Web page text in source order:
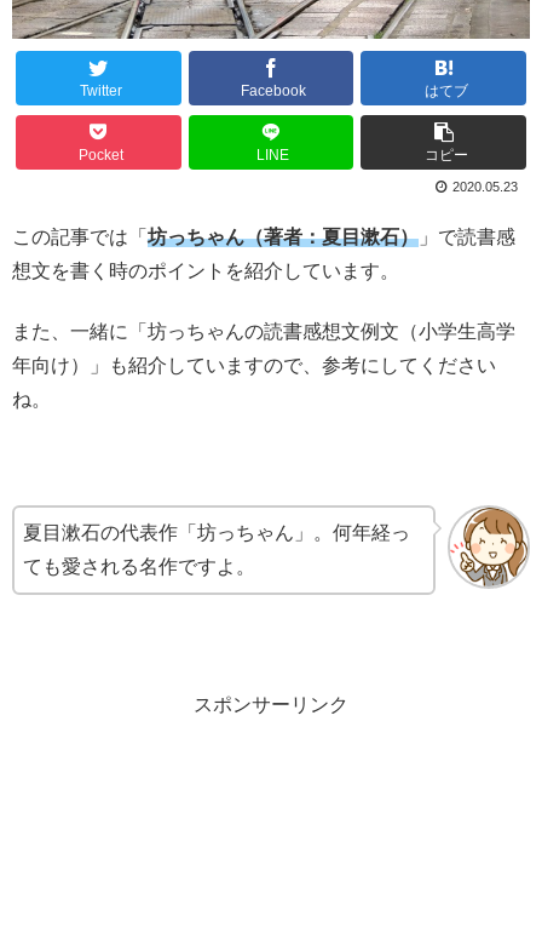
Twitter Facebook はてブ
Pocket LINE コピー
2020.05.23
この記事では「 坊っちゃん（著者：夏目漱石） 」で読書感
想文を書く時のポイントを紹介しています。
また、一緒に「坊っちゃんの読書感想文例文（小学生高学
年向け）」も紹介していますので、参考にしてください
ね。
夏目漱石の代表作「坊っちゃん」。何年経っ
ても愛される名作ですよ。
スポンサーリンク